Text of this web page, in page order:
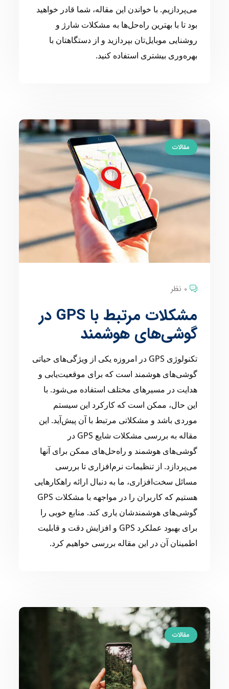
می‌پردازیم. با خواندن این مقاله، شما قادر خواهید
بود تا با بهترین راه‌حل‌ها به مشکلات شارژ و
روشنایی موبایل‌تان بپردازید و از دستگاهتان با
بهره‌وری بیشتری استفاده کنید.
مقالات
0 نظر
مشکلات مرتبط با GPS در
گوشی‌های هوشمند
تکنولوژی GPS در امروزه یکی از ویژگی‌های حیاتی
گوشی‌های هوشمند است که برای موقعیت‌یابی و
هدایت در مسیرهای مختلف استفاده می‌شود. با
این حال، ممکن است که کارکرد این سیستم
موردی باشد و مشکلاتی مرتبط با آن پیش‌آید. این
مقاله به بررسی مشکلات شایع GPS در
گوشی‌های هوشمند و راه‌حل‌های ممکن برای آنها
می‌پردازد. از تنظیمات نرم‌افزاری تا بررسی
مسائل سخت‌افزاری، ما به دنبال ارائه راهکارهایی
هستیم که کاربران را در مواجهه با مشکلات GPS
گوشی‌های هوشمندشان یاری کند. منابع خوبی را
برای بهبود عملکرد GPS و افزایش دقت و قابلیت
اطمینان آن در این مقاله بررسی خواهیم کرد.
مقالات